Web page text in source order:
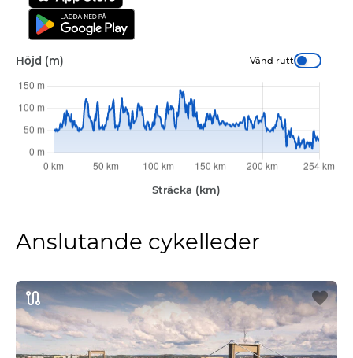
Höjd (m) Vänd rutt
Anslutande cykelleder